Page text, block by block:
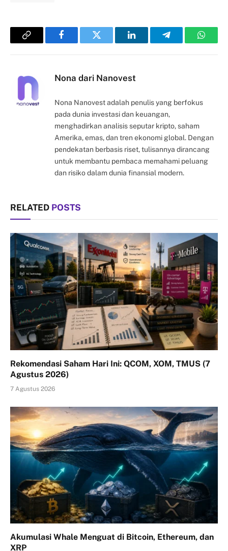
Copy
FacebookTwitter LinkedInTelegram
Nona dari Nanovest
Nona Nanovest adalah penulis yang berfokus
pada dunia investasi dan keuangan,
menghadirkan analisis seputar kripto, saham
Amerika, emas, dan tren ekonomi global. Dengan
pendekatan berbasis riset, tulisannya dirancang
untuk membantu pembaca memahami peluang
dan risiko dalam dunia finansial modern.
RELATED POSTS
Rekomendasi Saham Hari Ini: QCOM, XOM, TMUS (7
Agustus 2026)
7 Agustus 2026
Akumulasi Whale Menguat di Bitcoin, Ethereum, dan
XRP